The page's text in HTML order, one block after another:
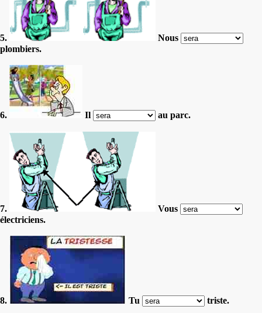
5.
Nous
plombiers.
6. Il au parc.
7.
Vous
électriciens.
8. Tu triste.